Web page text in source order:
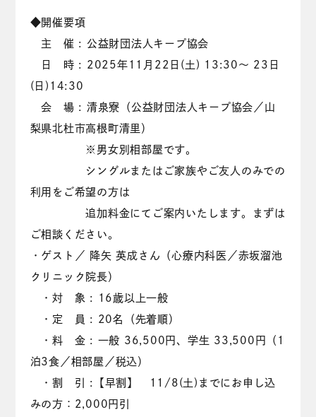
◆開催要項
主 催 : 公益財団法人キープ協会
日 時 : 2025年11月22日(土) 13:30～ 23日
(日)14:30
会 場 : 清泉寮（公益財団法人キープ協会／山
梨県北杜市高根町清里）
※男女別相部屋です。
シングルまたはご家族やご友人のみでの
利用をご希望の方は
追加料金にてご案内いたします。まずは
ご相談ください。
・ゲスト／ 降矢 英成さん（心療内科医／赤坂溜池
クリニック院長）
・対 象 : 16歳以上一般
・定 員 : 20名（先着順）
・料 金 : 一般 36,500円、学生 33,500円（1
泊3食／相部屋／税込）
・割 引 :【早割】 11/8(土)までにお申し込
みの方：2,000円引